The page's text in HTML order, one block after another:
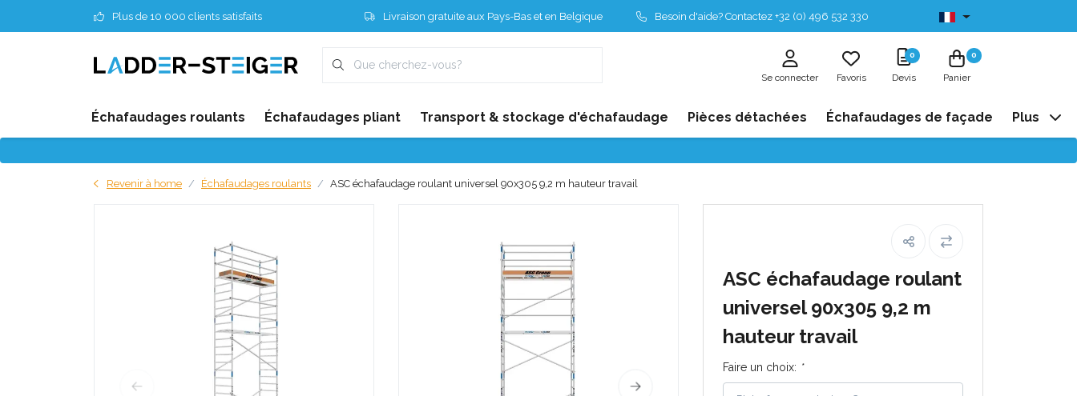
Plus de 10 000 clients satisfaits Livraison gratuite aux Pays-Bas et en Belgique Besoin d'aide? Contactez +32 (0) 496 532 330 Disponibles de stock
Se connecter Favoris
0
Devis
0
Panier
Échafaudages roulants Échafaudages pliant Transport & stockage d'échafaudage Pièces détachées Échafaudages de façade Plus
Revenir à home Échafaudages roulants ASC échafaudage roulant universel 90x305 9,2 m hauteur travail
ASC échafaudage roulant
universel 90x305 9,2 m
hauteur travail
Faire un choix: *